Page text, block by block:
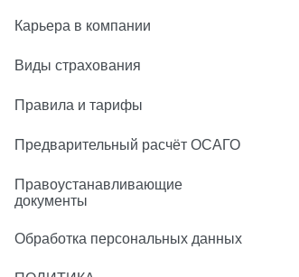
Карьера в компании
Виды страхования
Правила и тарифы
Предварительный расчёт ОСАГО
Правоустанавливающие
документы
Обработка персональных данных